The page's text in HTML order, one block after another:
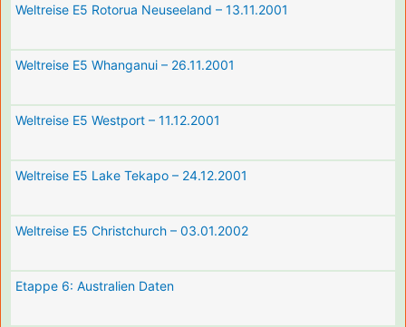
Weltreise E5 Rotorua Neuseeland – 13.11.2001
Weltreise E5 Whanganui – 26.11.2001
Weltreise E5 Westport – 11.12.2001
Weltreise E5 Lake Tekapo – 24.12.2001
Weltreise E5 Christchurch – 03.01.2002
Etappe 6: Australien Daten